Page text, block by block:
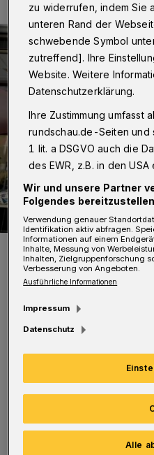
Stadtmarketing-Chef Martin
Rosenblatt (r.) von Coroplast,
Wuppertal“ jetzt in der
Sprachen auf Abstand un die
Das Phänomen ist in
hinlänglich bekannt:
handbemaltes
Konstruktionen
zu widerrufen, indem Sie
unteren Rand der
schwebende Symbol
zutreffend]. Ihre
Website. Weitere
Datenschutzerklärung.
Ihre Zustimmung umfasst
rundschau.de-Seiten und
1 lit. a DSGVO auch die
des EWR, z.B. in den USA
Wir und unsere Partner
Folgendes
Verwendung genauer
Identifikation aktiv abfragen.
Informationen auf einem
Inhalte, Messung von
Inhalten, Zielgruppenforschung
Verbesserung von Angeboten.
Ausführliche Informationen
Impressum
Datenschutz
Alle